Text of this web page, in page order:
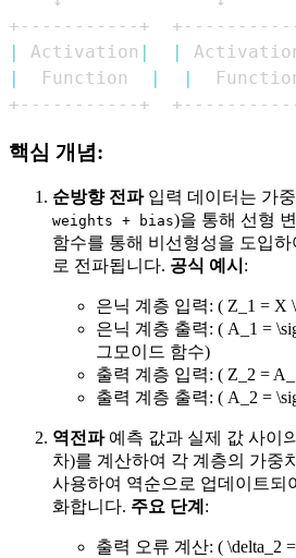
|
Activation | |
|
  Function
| |
+-----------+
핵심 개념:
순방향 전파입력 데이터는 가
weights + bias)을 통해 선형
함수를 통해 비선형성을 도입
로 전파됩니다. 공식 예시 :
은닉 계층 입력: ( Z_1 = X
은닉 계층 출력: ( A_1 =
그모이드 함수)
출력 계층 입력: ( Z_2 =
출력 계층 출력: ( A_2 =
역전파예측 값과 실제 값 사이
차)를 계산하여 각 계층의 가중
사용하여 역순으로 업데이트되
화합니다. 주요 단계 :
출력 오류 계산: ( \delta_2